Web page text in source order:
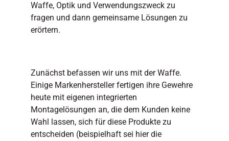
Waffe, Optik und Verwendungszweck zu
fragen und dann gemeinsame Lösungen zu
erörtern.
Zunächst befassen wir uns mit der Waffe.
Einige Markenhersteller fertigen ihre Gewehre
heute mit eigenen integrierten
Montagelösungen an, die dem Kunden keine
Wahl lassen, sich für diese Produkte zu
entscheiden (beispielhaft sei hier die